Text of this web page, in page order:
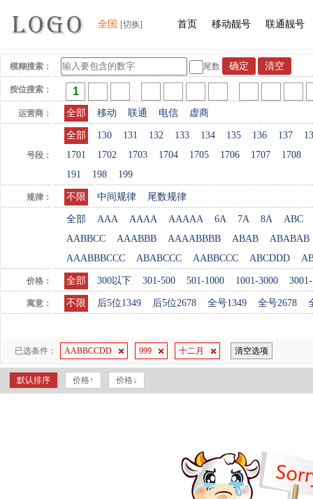
全国 [切换] 首页 移动靓号 联通靓号
模糊搜索： 尾数
按位搜索：
运营商： 全部 移动 联通 电信 虚商
号段：
全部 130 131 132 133 134 135 136 137
1701
1702 1703 1704 1705 1706 1707 1708
191
198 199
规律： 不限 中间规律 尾数规律
全部 AAA AAAA AAAAA 6A 7A 8A
ABC
AABBCC
AAABBB AAAABBBB ABAB
ABABAB
AAABBBCCC
ABABCCC AABBCCC ABCDDD
价格： 全部 300以下 301-500 501-1000 1001-3000
寓意： 不限 后5位1349 后5位2678 全号1349 全号2678
已选条件： AABBCCDD 999 十二月 清空选项
默认排序 价格↑ 价格↓